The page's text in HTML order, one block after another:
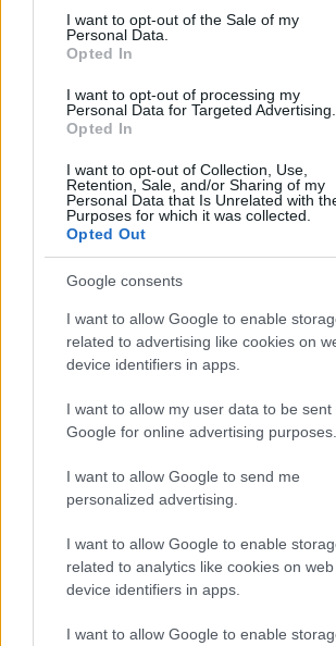
consent section.
I want to opt-out of the Sale of my
Personal Data.
Opted In
I want to opt-out of processing my
Personal Data for Targeted Advertising.
Opted In
I want to opt-out of Collection, Use,
Retention, Sale, and/or Sharing of my
Personal Data that Is Unrelated with
Purposes for which it was collected.
Opted Out
Google consents
I want to allow Google to enable
related to advertising like cookies on
device identifiers in apps.
I want to allow my user data to be sent
Google for online advertising purposes.
I want to allow Google to send me
personalized advertising.
I want to allow Google to enable
related to analytics like cookies on
device identifiers in apps.
I want to allow Google to enable